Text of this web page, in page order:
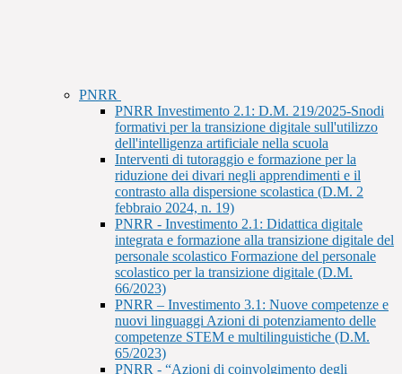
PNRR
PNRR Investimento 2.1: D.M. 219/2025-Snodi
formativi per la transizione digitale sull'utilizzo
dell'intelligenza artificiale nella scuola
Interventi di tutoraggio e formazione per la
riduzione dei divari negli apprendimenti e il
contrasto alla dispersione scolastica (D.M. 2
febbraio 2024, n. 19)
PNRR - Investimento 2.1: Didattica digitale
integrata e formazione alla transizione digitale del
personale scolastico Formazione del personale
scolastico per la transizione digitale (D.M.
66/2023)
PNRR – Investimento 3.1: Nuove competenze e
nuovi linguaggi Azioni di potenziamento delle
competenze STEM e multilinguistiche (D.M.
65/2023)
PNRR - “Azioni di coinvolgimento degli